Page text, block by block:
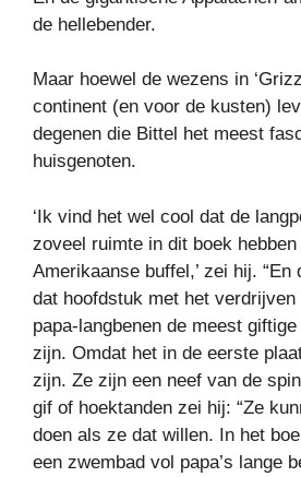
de hellebender.
Maar hoewel de wezens in
continent (en voor de kusten)
degenen die Bittel het meest
huisgenoten.
‘Ik vind het wel cool dat de
zoveel ruimte in dit boek
Amerikaanse buffel,’ zei hij. “En
dat hoofdstuk met het
papa-langbenen de meest
zijn. Omdat het in de eerste
zijn. Ze zijn een neef van de
gif of hoektanden zei hij: “Ze
doen als ze dat willen. In het
een zwembad vol papa’s lange